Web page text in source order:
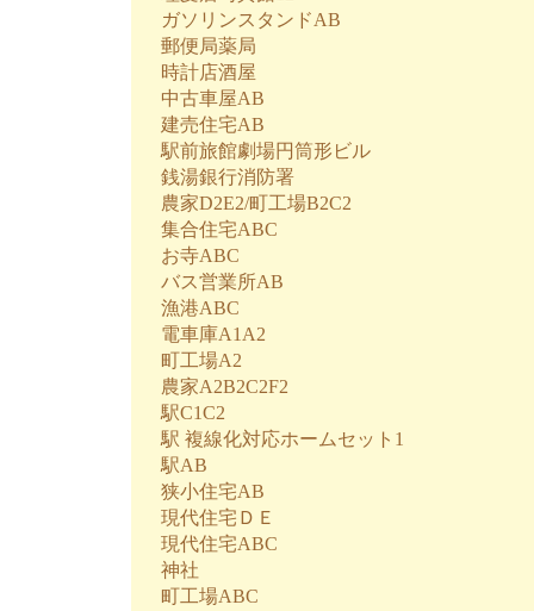
ガソリンスタンドAB
郵便局薬局
時計店酒屋
中古車屋AB
建売住宅AB
駅前旅館劇場円筒形ビル
銭湯銀行消防署
農家D2E2/町工場B2C2
集合住宅ABC
お寺ABC
バス営業所AB
漁港ABC
電車庫A1A2
町工場A2
農家A2B2C2F2
駅C1C2
駅 複線化対応ホームセット1
駅AB
狭小住宅AB
現代住宅ＤＥ
現代住宅ABC
神社
町工場ABC